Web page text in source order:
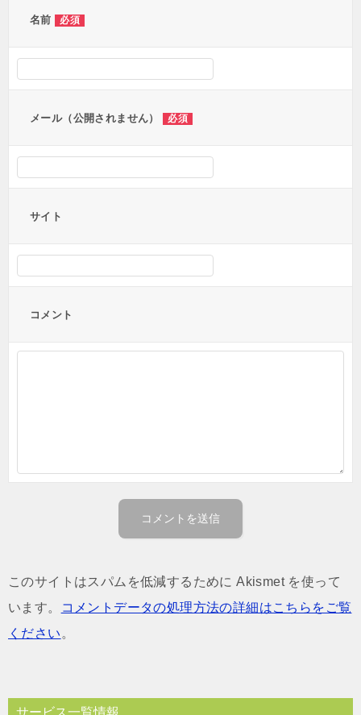
名前 必須
メール（公開されません） 必須
サイト
コメント
このサイトはスパムを低減するために Akismet を使って
います。
コメントデータの処理方法の詳細はこちらをご覧
ください 。
サービス一覧情報